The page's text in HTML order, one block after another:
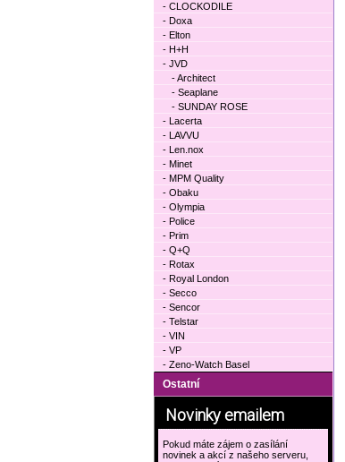
- CLOCKODILE
- Doxa
- Elton
- H+H
- JVD
- Architect
- Seaplane
- SUNDAY ROSE
- Lacerta
- LAVVU
- Len.nox
- Minet
- MPM Quality
- Obaku
- Olympia
- Police
- Prim
- Q+Q
- Rotax
- Royal London
- Secco
- Sencor
- Telstar
- VIN
- VP
- Zeno-Watch Basel
Ostatní
Novinky emailem
Pokud máte zájem o zasílání
novinek a akcí z našeho serveru,